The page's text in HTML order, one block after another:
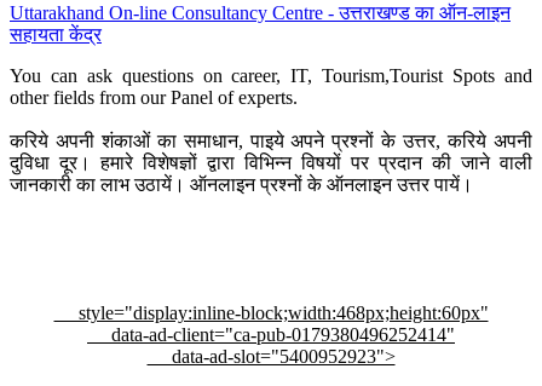
Uttarakhand On-line Consultancy Centre - उत्तराखण्ड का ऑन-लाइन
सहायता केंद्र
You can ask questions on career, IT, Tourism,Tourist Spots and
other fields from our Panel of experts.
करिये अपनी शंकाओं का समाधान, पाइये अपने प्रश्नों के उत्तर, करिये अपनी
दुविधा दूर। हमारे विशेषज्ञों द्वारा विभिन्न विषयों पर प्रदान की जाने वाली
जानकारी का लाभ उठायें। ऑनलाइन प्रश्नों के ऑनलाइन उत्तर पायें।
style="display:inline-block;width:468px;height:60px"
data-ad-client="ca-pub-0179380496252414"
data-ad-slot="5400952923">